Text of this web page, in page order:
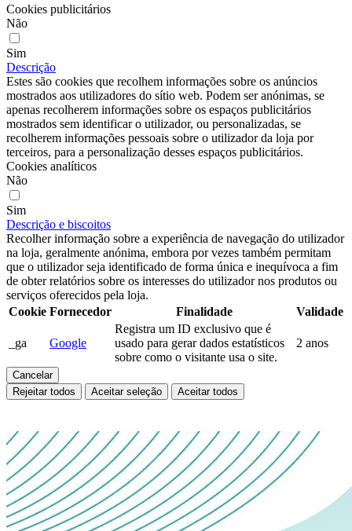
Cookies publicitários
Não
Sim
Descrição
Estes são cookies que recolhem informações sobre os anúncios
mostrados aos utilizadores do sítio web. Podem ser anónimas, se
apenas recolherem informações sobre os espaços publicitários
mostrados sem identificar o utilizador, ou personalizadas, se
recolherem informações pessoais sobre o utilizador da loja por
terceiros, para a personalização desses espaços publicitários.
Cookies analíticos
Não
Sim
Descrição e biscoitos
Recolher informação sobre a experiência de navegação do utilizador
na loja, geralmente anónima, embora por vezes também permitam
que o utilizador seja identificado de forma única e inequívoca a fim
de obter relatórios sobre os interesses do utilizador nos produtos ou
serviços oferecidos pela loja.
Cookie Fornecedor Finalidade Validade
_ga Google
Registra um ID exclusivo que é
usado para gerar dados estatísticos
sobre como o visitante usa o site.
2 anos
Cancelar
Rejeitar todos
Aceitar seleção Aceitar todos